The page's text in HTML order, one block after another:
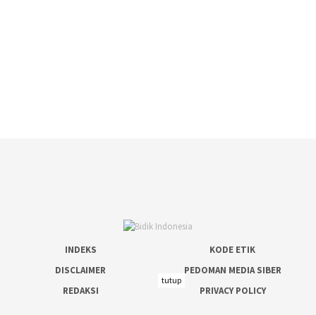
INDEKS
KODE ETIK
DISCLAIMER
PEDOMAN MEDIA SIBER
REDAKSI
PRIVACY POLICY
tutup